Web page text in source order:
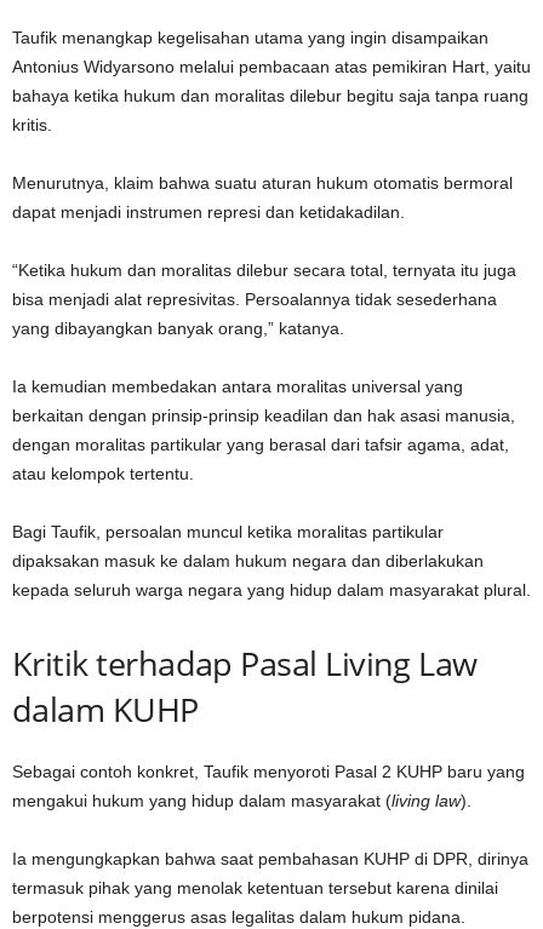
Taufik menangkap kegelisahan utama yang ingin disampaikan
Antonius Widyarsono melalui pembacaan atas pemikiran Hart, yaitu
bahaya ketika hukum dan moralitas dilebur begitu saja tanpa ruang
kritis.
Menurutnya, klaim bahwa suatu aturan hukum otomatis bermoral
dapat menjadi instrumen represi dan ketidakadilan.
“Ketika hukum dan moralitas dilebur secara total, ternyata itu juga
bisa menjadi alat represivitas. Persoalannya tidak sesederhana
yang dibayangkan banyak orang,” katanya.
Ia kemudian membedakan antara moralitas universal yang
berkaitan dengan prinsip-prinsip keadilan dan hak asasi manusia,
dengan moralitas partikular yang berasal dari tafsir agama, adat,
atau kelompok tertentu.
Bagi Taufik, persoalan muncul ketika moralitas partikular
dipaksakan masuk ke dalam hukum negara dan diberlakukan
kepada seluruh warga negara yang hidup dalam masyarakat plural.
Kritik terhadap Pasal Living Law
dalam KUHP
Sebagai contoh konkret, Taufik menyoroti Pasal 2 KUHP baru yang
mengakui hukum yang hidup dalam masyarakat (living law).
Ia mengungkapkan bahwa saat pembahasan KUHP di DPR, dirinya
termasuk pihak yang menolak ketentuan tersebut karena dinilai
berpotensi menggerus asas legalitas dalam hukum pidana.